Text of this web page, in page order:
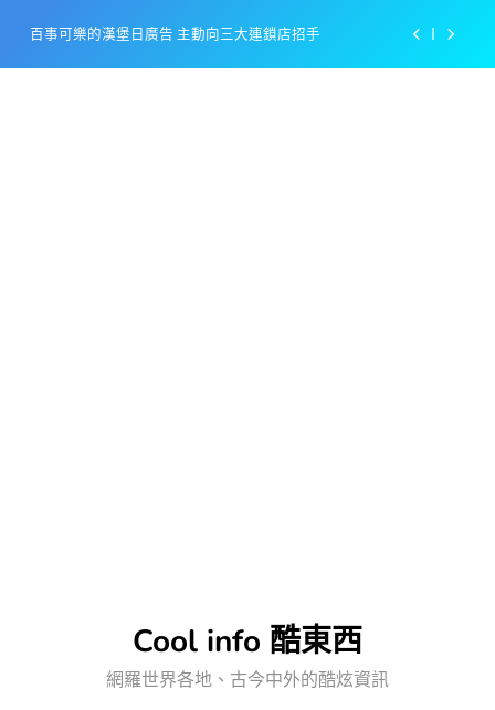
content
百事可樂的漢堡日廣告 主動向三大連鎖店招手
Cool info 酷東西
網羅世界各地、古今中外的酷炫資訊